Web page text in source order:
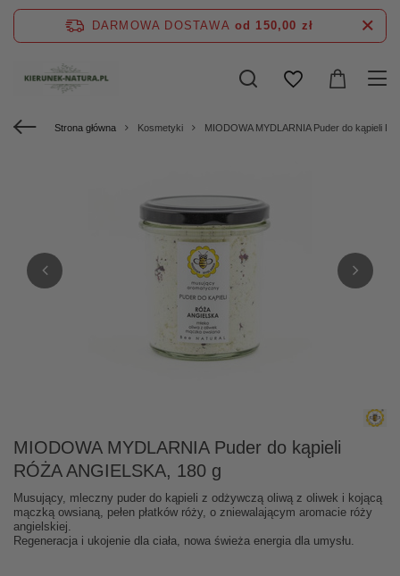
DARMOWA DOSTAWA od 150,00 zł
Strona główna Kosmetyki MIODOWA MYDLARNIA Puder do kąpieli
MIODOWA MYDLARNIA Puder do kąpieli
RÓŻA ANGIELSKA, 180 g
Musujący, mleczny puder do kąpieli z odżywczą oliwą z oliwek i kojącą
mączką owsianą, pełen płatków róży, o zniewalającym aromacie róży
angielskiej.
Regeneracja i ukojenie dla ciała, nowa świeża energia dla umysłu.